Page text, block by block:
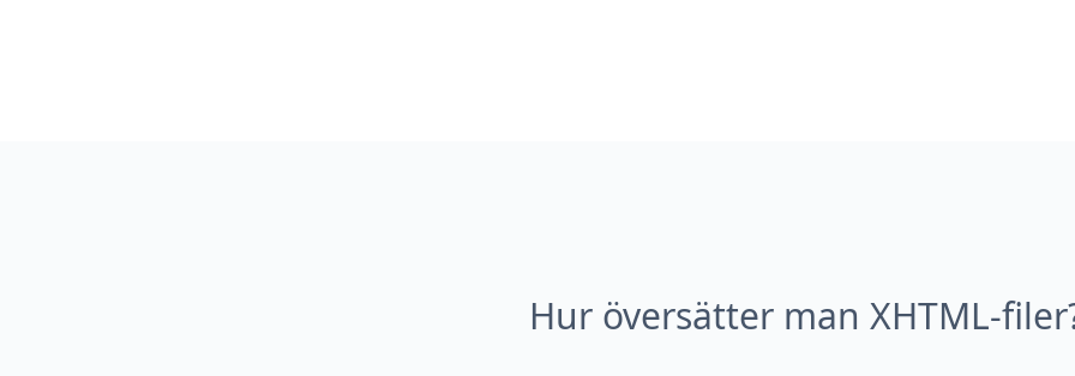
Hur översätter man XHTML-